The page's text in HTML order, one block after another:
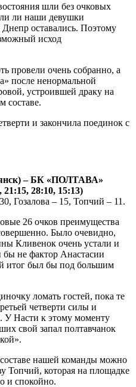
шли без очковых
ли наши девушки
Днепр оставались. Поэтому
исход
провели очень собранно, а
после ненормальной
устроившей драку на
составе.
и закончила поединок с
– БК «ПОЛТАВА»
28:10, 15:13)
Гозалова – 15, Топчий – 11.
26 очков преимущества
Было очевидно,
Кливенок очень устали и
не фактор Анастасии
итог был бы под большим
ломать гостей, пока те
четверти силы и
У Насти к этому моменту
свой запал полтавчанок
нашей команды можно
Топчий, которая на площадке
и спокойно.